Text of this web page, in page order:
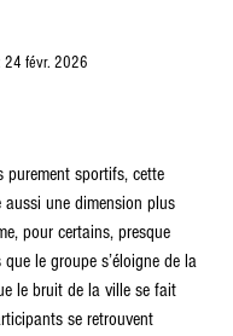
24 févr. 2026
purement sportifs, cette
aussi une dimension plus
pour certains, presque
le groupe s’éloigne de la
le bruit de la ville se fait
se retrouvent